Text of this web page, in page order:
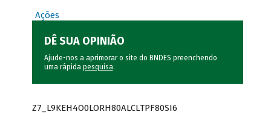
Ações
DÊ SUA OPINIÃO
Ajude-nos a aprimorar o site do BNDES preenchendo
uma rápida pesquisa.
Z7_L9KEH4O0LORH80ALCLTPF80SI6